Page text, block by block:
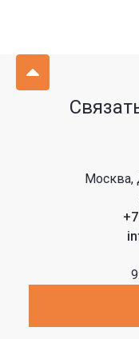
Москва,